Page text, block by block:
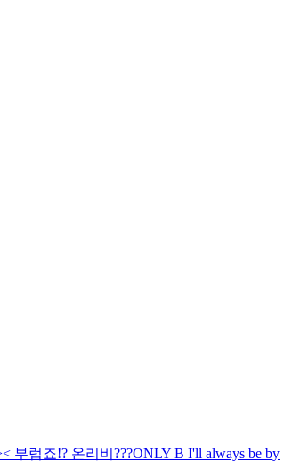
부럽죠!? 온리비???ONLY B I'll always be by